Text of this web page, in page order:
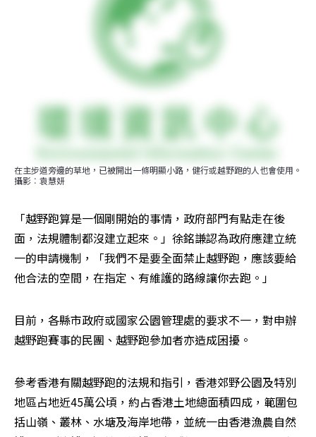
在主步道旁邊的草地，已被開出一條明顯小路，健行或越野跑的人也會使用。
攝影︰袁慧妍
「越野跑算是一個剛開始的事情，政府部門有點走在後
面，法規體制都沒建立起來。」徐銘謙認為政府應建立統
一的申請機制，「我們不是要全面禁止越野跑，應該要給
他合法的空間，在指定、有維護的路線讓你去跑。」
目前，各縣市政府或國家公園管理處的要求不一，對申辦
越野跑賽事的民團、越野跑參加者亦造成困擾。
參考香港有關越野跑的法規和指引，香港郊野公園及特別
地區占地近45萬公頃，約占香港土地總面積四成，範圍包
括山嶺、叢林、水塘及海岸地帶，並統一由香港漁農自然